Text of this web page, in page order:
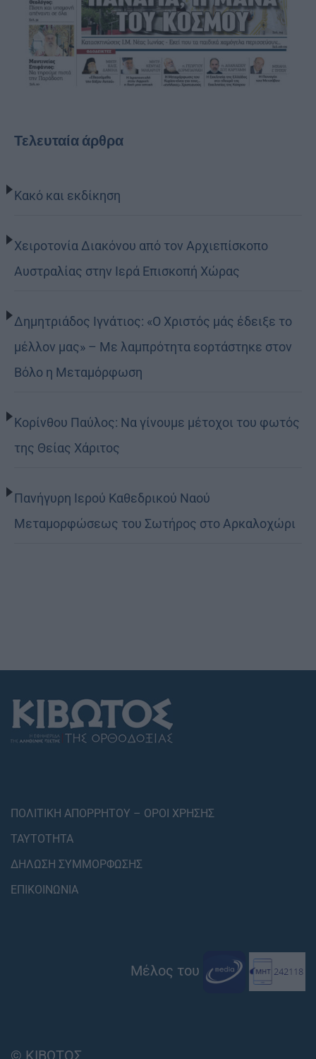
Τελευταία άρθρα
Κακό και εκδίκηση
Χειροτονία Διακόνου από τον Αρχιεπίσκοπο
Αυστραλίας στην Ιερά Επισκοπή Χώρας
Δημητριάδος Ιγνάτιος: «Ο Χριστός μάς έδειξε το
μέλλον μας» – Με λαμπρότητα εορτάστηκε στον
Βόλο η Μεταμόρφωση
Κορίνθου Παύλος: Να γίνουμε μέτοχοι του φωτός
της Θείας Χάριτος
Πανήγυρη Ιερού Καθεδρικού Ναού
Μεταμορφώσεως του Σωτήρος στο Αρκαλοχώρι
ΠΟΛΙΤΙΚΗ ΑΠΟΡΡΗΤΟΥ – ΟΡΟΙ ΧΡΗΣΗΣ
ΤΑΥΤΟΤΗΤΑ
ΔΗΛΩΣΗ ΣΥΜΜΟΡΦΩΣΗΣ
ΕΠΙΚΟΙΝΩΝΙΑ
Μέλος του
© ΚΙΒΩΤΟΣ